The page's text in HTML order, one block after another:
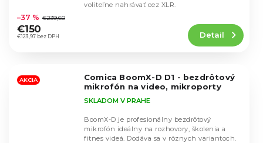
hodnotenie
produktu
je
hviezdičiek.
€123,97 bez DPH
–37 % €239,60
€150 Detail
voliteľne nahrávať cez XLR.
AKCIA
Comica BoomX-D D1 - bezdrôtový
mikrofón na video, mikroporty
SKLADOM V PRAHE
BoomX-D je profesionálny bezdrôtový
mikrofón ideálny na rozhovory, školenia a
fitnes videá. Dodáva sa v rôznych variantoch.